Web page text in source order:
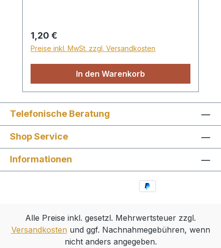
Regulärer Preis:
1,20 €
Preise inkl. MwSt. zzgl. Versandkosten
In den Warenkorb
Telefonische Beratung
Shop Service
Informationen
Alle Preise inkl. gesetzl. Mehrwertsteuer zzgl.
Versandkostenund ggf. Nachnahmegebühren, wenn
nicht anders angegeben.